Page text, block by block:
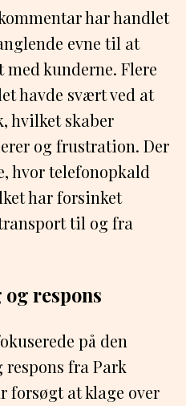
har handlet
evne til at
kunderne. Flere
havde svært ved at
hvilket skaber
og frustration. Der
hvor telefonopkald
har forsinket
til og fra
respons
på den
fra Park
forsøgt at klage over